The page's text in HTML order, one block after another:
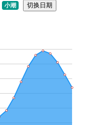
小潮 切换日期